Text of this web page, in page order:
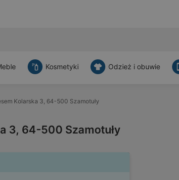
Kosmetyki Odzież i obuwie
Kolarska 3, 64-500 Szamotuły
3, 64-500 Szamotuły